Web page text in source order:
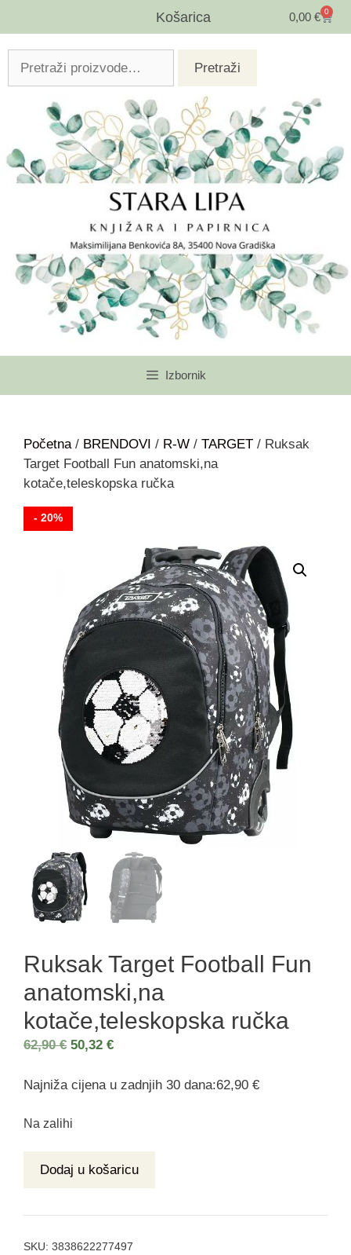
Košarica 0,00 € 0
Pretraži
Izbornik
Početna/ BRENDOVI / R-W / TARGET / Ruksak
Target Football Fun anatomski,na
kotače,teleskopska ručka
- 20%
Ruksak Target Football Fun
anatomski,na
kotače,teleskopska ručka
62,90€ 50,32 €
Najniža cijena u zadnjih 30 dana:62,90 €
Na zalihi
Dodaj u košaricu
SKU: 3838622277497